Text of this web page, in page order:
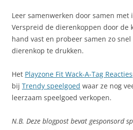
Leer samenwerken door samen met
Verspreid de dierenkoppen door de
hand vast en probeer samen zo
dierenkop te drukken.
Het Playzone Fit Wack-A-Tag
bij Trendy speelgoed waar ze nog
leerzaam speelgoed verkopen.
N.B. Deze blogpost bevat gesponsord